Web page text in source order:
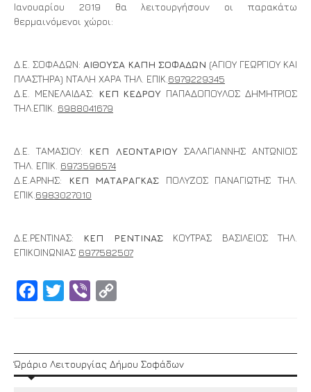
Ιανουαρίου 2019 θα λειτουργήσουν οι παρακάτω
θερμαινόμενοι χώροι:
Δ.Ε. ΣΟΦΑΔΩΝ: ΑΙΘΟΥΣΑ ΚΑΠΗ ΣΟΦΑΔΩΝ (ΑΓΙΟΥ ΓΕΩΡΓΙΟΥ ΚΑΙ
ΠΛΑΣΤΗΡΑ) ΝΤΑΛΗ ΧΑΡΑ ΤΗΛ. ΕΠΙΚ. 6979229345
Δ.Ε. ΜΕΝΕΛΑΙΔΑΣ: ΚΕΠ ΚΕΔΡΟΥ ΠΑΠΑΔΟΠΟΥΛΟΣ ΔΗΜΗΤΡΙΟΣ
ΤΗΛ.ΕΠΙΚ. 6988041679
Δ.Ε. ΤΑΜΑΣΙΟΥ: ΚΕΠ ΛΕΟΝΤΑΡΙΟΥΣΑΛΑΓΙΑΝΝΗΣ ΑΝΤΩΝΙΟΣ
ΤΗΛ. ΕΠΙΚ. 6973596574
Δ.Ε.ΑΡΝΗΣ:
ΚΕΠ ΜΑΤΑΡΑΓΚΑΣ ΠΟΛΥΖΟΣ ΠΑΝΑΓΙΩΤΗΣ ΤΗΛ.
ΕΠΙΚ. 6983027010
Δ.Ε.ΡΕΝΤΙΝΑΣ: ΚΕΠ ΡΕΝΤΙΝΑΣΚΟΥΤΡΑΣ ΒΑΣΙΛΕΙΟΣ ΤΗΛ.
ΕΠΙΚΟΙΝΩΝΙΑΣ 6977582507
Facebook
Twitter Viber
Ώράριο Λειτουργίας Δήμου Σοφάδων